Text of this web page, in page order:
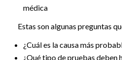
médica
Estas son algunas preguntas
¿Cuál es la causa más
¿Qué tipo de pruebas deben